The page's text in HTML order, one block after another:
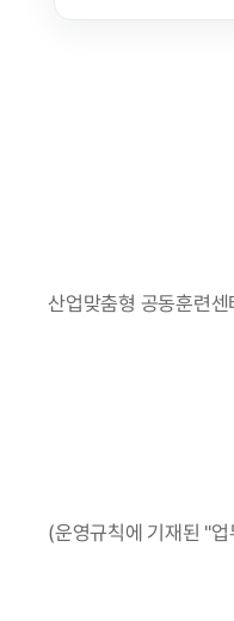
산업맞춤형 공동훈련
(운영규칙에 기재된 "